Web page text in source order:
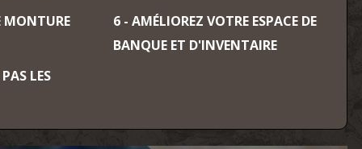
MONTURE
6 - AMÉLIOREZ VOTRE ESPACE DE
BANQUE ET D'INVENTAIRE
LES